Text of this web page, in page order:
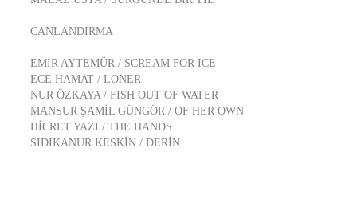
CANLANDIRMA
EMİR AYTEMÜR / SCREAM FOR ICE
ECE HAMAT / LONER
NUR ÖZKAYA / FISH OUT OF WATER
MANSUR ŞAMİL GÜNGÖR / OF HER OWN
HİCRET YAZI / THE HANDS
SIDIKANUR KESKİN / DERİN